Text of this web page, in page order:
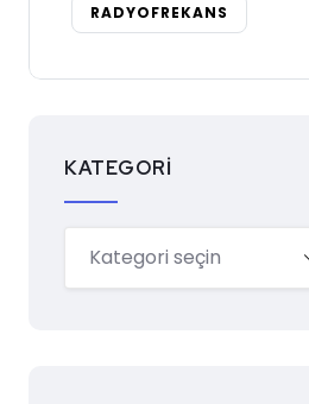
RADYOFREKANS
KATEGORI